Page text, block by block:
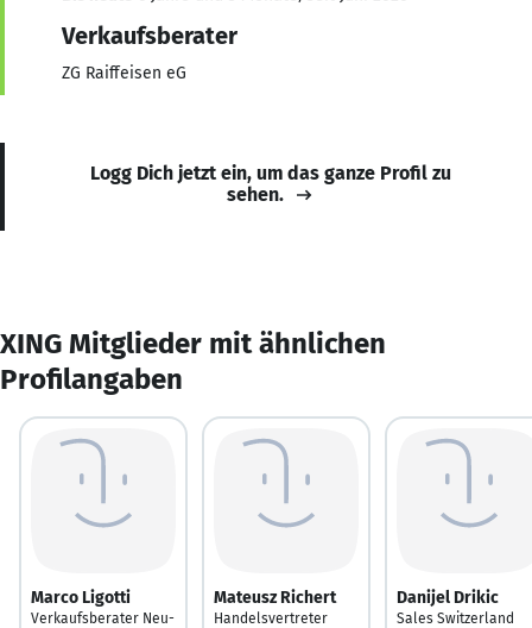
Verkaufsberater
ZG Raiffeisen eG
Logg Dich jetzt ein, um das ganze Profil zu
sehen.
XING Mitglieder mit ähnlichen
Profilangaben
Marco Ligotti
Verkaufsberater Neu-
Mateusz Richert
Handelsvertreter
Danijel Drikic
Sales Switzerland